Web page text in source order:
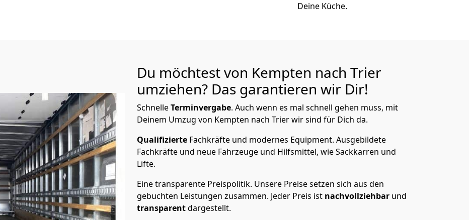
Deine Küche.
Du möchtest von Kempten nach Trier
umziehen? Das garantieren wir Dir!
SchnelleTerminvergabe. Auch wenn es mal schnell gehen muss, mit
Deinem Umzug von Kempten nach Trier wir sind für Dich da.
Qualifizierte Fachkräfte und modernes Equipment. Ausgebildete
Fachkräfte und neue Fahrzeuge und Hilfsmittel, wie Sackkarren und
Lifte.
Eine transparente Preispolitik. Unsere Preise setzen sich aus den
gebuchten Leistungen zusammen. Jeder Preis ist nachvollziehbar und
transparentdargestellt.